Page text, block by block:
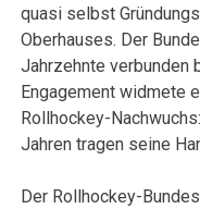
quasi selbst
Oberhauses. Der
Jahrzehnte verbunden
Engagement widmete
Rollhockey-
Jahren tragen seine
Der Rollhockey-